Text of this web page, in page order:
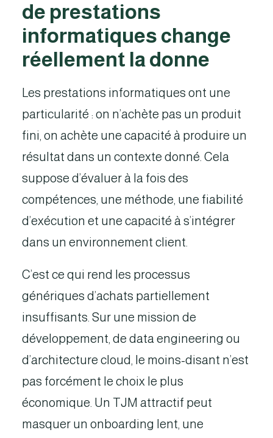
de prestations
informatiques change
réellement la donne
Les prestations informatiques ont une
particularité : on n’achète pas un produit
fini, on achète une capacité à produire un
résultat dans un contexte donné. Cela
suppose d’évaluer à la fois des
compétences, une méthode, une fiabilité
d’exécution et une capacité à s’intégrer
dans un environnement client.
C’est ce qui rend les processus
génériques d’achats partiellement
insuffisants. Sur une mission de
développement, de data engineering ou
d’architecture cloud, le moins-disant n’est
pas forcément le choix le plus
économique. Un TJM attractif peut
masquer un onboarding lent, une